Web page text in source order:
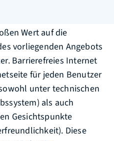
Wert auf die
vorliegenden Angebots
Barrierefreies Internet
für jeden Benutzer
unter technischen
als auch
Gesichtspunkte
Diese